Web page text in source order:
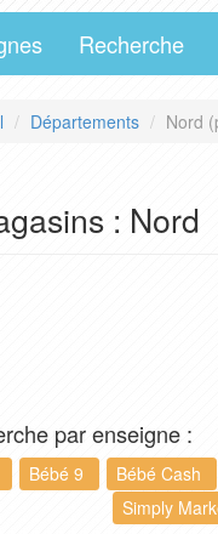
Recherche
Départements Nord
: Nord
par enseigne :
Bébé 9
Bébé Cash
Simply